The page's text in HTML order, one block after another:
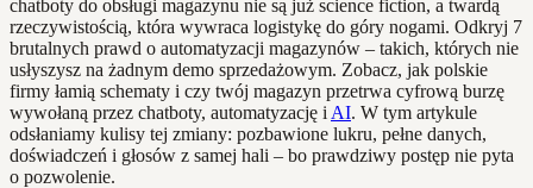
chatboty do obsługi magazynu nie są już science fiction, a twardą
rzeczywistością, która wywraca logistykę do góry nogami. Odkryj 7
brutalnych prawd o automatyzacji magazynów – takich, których nie
usłyszysz na żadnym demo sprzedażowym. Zobacz, jak polskie
firmy łamią schematy i czy twój magazyn przetrwa cyfrową burzę
wywołaną przez chatboty, automatyzację i AI. W tym artykule
odsłaniamy kulisy tej zmiany: pozbawione lukru, pełne danych,
doświadczeń i głosów z samej hali – bo prawdziwy postęp nie pyta
o pozwolenie.